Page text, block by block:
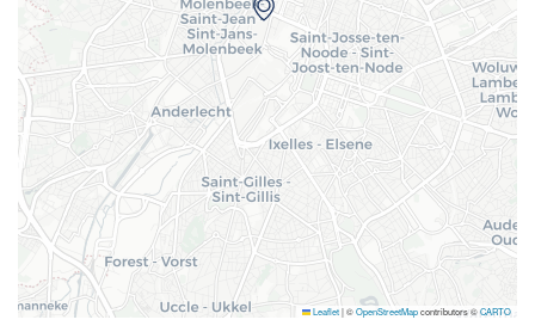
Leaflet|©OpenStreetMapcontributors ©CARTO